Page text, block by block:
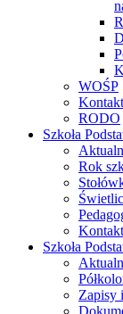
WOŚP
Kontakt
RODO
Szkoła
Rok
Kontakt
Szkoła
Zapisy